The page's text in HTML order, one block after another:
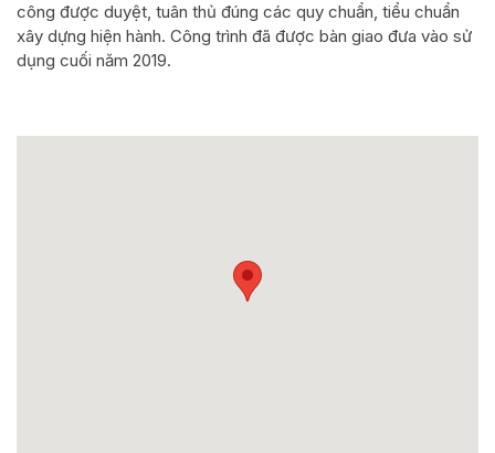
công được duyệt, tuân thủ đúng các quy chuẩn, tiểu chuẩn
xây dựng hiện hành. Công trình đã được bàn giao đưa vào sử
dụng cuối năm 2019.